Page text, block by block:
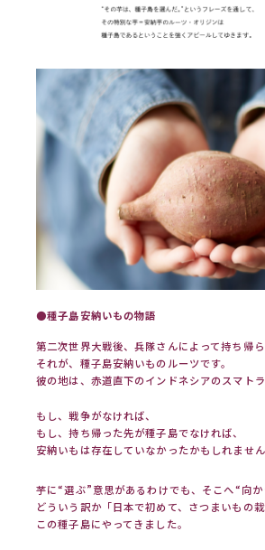
●種子島安納いもの物語
第二次世界大戦後、兵隊さんによって持ち帰ら
それが、種子島安納いものルーツです。
彼の地は、赤道直下のインドネシアのスマトラ
もし、戦争がなければ、
もし、持ち帰った先が種子島でなければ、
安納いもは存在していなかったかもしれません
芋に“選ぶ”意思があるわけでも、そこへ“向
どういう訳か「日本で初めて、さつまいもの栽
この種子島にやってきました。